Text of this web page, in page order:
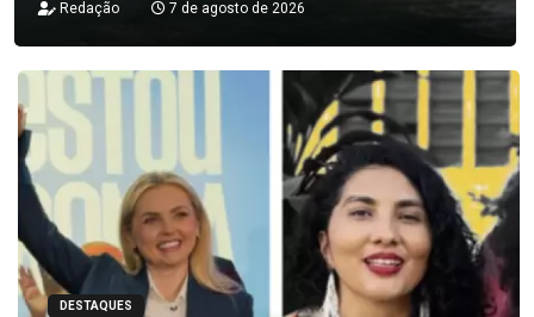
Redação 7 de agosto de 2026
DESTAQUES